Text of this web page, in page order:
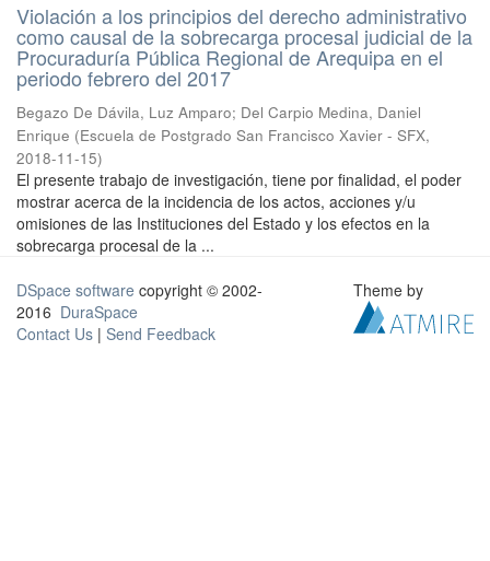
Violación a los principios del derecho administrativo
como causal de la sobrecarga procesal judicial de la
Procuraduría Pública Regional de Arequipa en el
periodo febrero del 2017
Begazo De Dávila, Luz Amparo; Del Carpio Medina, Daniel
Enrique (Escuela de Postgrado San Francisco Xavier - SFX,
2018-11-15)
El presente trabajo de investigación, tiene por finalidad, el poder
mostrar acerca de la incidencia de los actos, acciones y/u
omisiones de las Instituciones del Estado y los efectos en la
sobrecarga procesal de la ...
DSpace software copyright © 2002-
2016 DuraSpace
Contact Us | Send Feedback
Theme by